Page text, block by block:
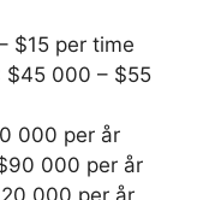
$15 per time
$45 000 – $55
000 per år
000 per år
000 per år